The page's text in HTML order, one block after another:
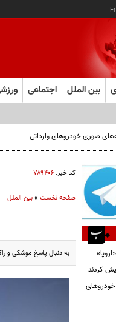
بین الملل اجتماعی
صوری خودروهای وارداتی
کد خبر: ۷۸۹۴۰۶
صفحه نخست»بین الملل
به دنبال پاسخ موشکی و
کردند